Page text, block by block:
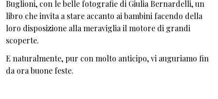
Buglioni, con le belle fotografie di Giulia Bernardelli, un
libro che invita a stare accanto ai bambini facendo della
loro disposizione alla meraviglia il motore di grandi
scoperte.
E naturalmente, pur con molto anticipo, vi auguriamo fin
da ora buone feste.